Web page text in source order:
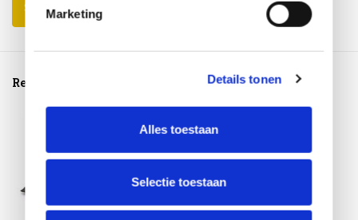
Marketing
Details tonen
Alles toestaan
Selectie toestaan
Schrijf je eigen review
Reeds bekeken